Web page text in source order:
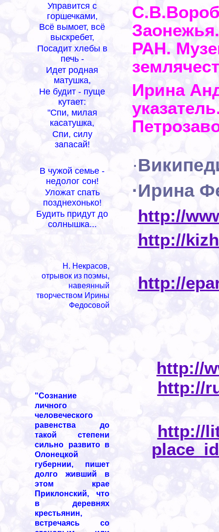
Управится с
горшечками,
Всё вымоет, всё
выскребет,
Посадит хлебы в
печь -
Идет родная
матушка,
Не будит - пуще
кутает:
"Спи, милая
касатушка,
Спи, силу
запасай!
В чужой семье -
недолог сон!
Уложат спать
позднехонько!
Будить придут до
солнышка...
Н. Некрасов,
отрывок из поэмы,
навеянный
творчеством Ирины
Федосовой
"Сознание
личного
человеческого
равенства до
такой степени
сильно развито в
Олонецкой
губернии, пишет
долго живший в
этом крае
Приклонский, что
в деревнях
крестьянин,
встречаясь со
РАН.
Ирина
·
·Ирина
http://
http://
http://
http://
http://
http://